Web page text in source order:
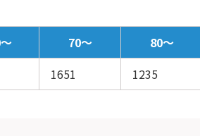
70～ 80～
1651 1235